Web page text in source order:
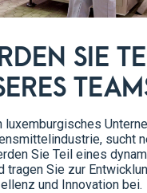
SIE
luxemburgisches
sucht
Sie Teil eines
tragen Sie zur
und Innovation bei.
Genießerpause